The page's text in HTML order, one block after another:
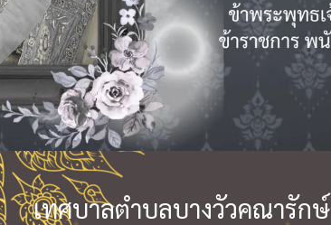
เทศบาลตำบลบางวัวคณารักษ์